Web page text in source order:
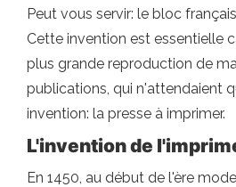
Peut vous servir: le bloc
Cette invention est essentielle
plus grande reproduction de
publications, qui n'attendaient
invention: la presse à imprimer.
L'invention de
En 1450, au début de l'ère